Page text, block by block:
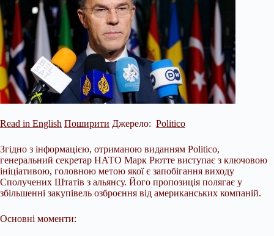
Read in English Поширити Джерело: Politico
Згідно з інформацією, отриманою виданням Politico,
генеральний секретар НАТО Марк Рютте виступає з ключовою
ініціативою, головною метою якої є запобігання виходу
Сполучених Штатів з альянсу. Його пропозиція полягає у
збільшенні закупівель озброєння від американських компаній.
Основні моменти: